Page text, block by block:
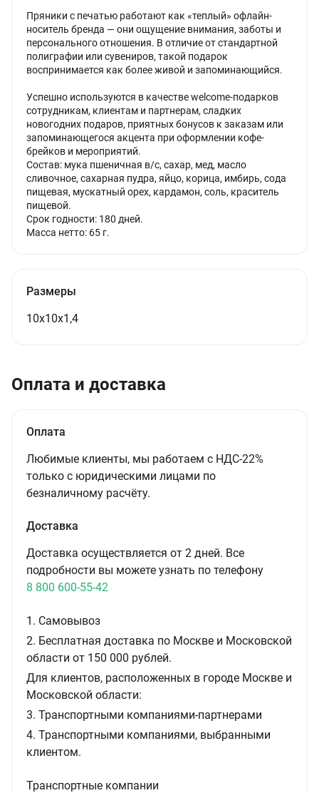
Пряники с печатью работают как «теплый» офлайн-
носитель бренда — они ощущение внимания, заботы и
персонального отношения. В отличие от стандартной
полиграфии или сувениров, такой подарок
воспринимается как более живой и запоминающийся.
Успешно используются в качестве welcome-подарков
сотрудникам, клиентам и партнерам, сладких
новогодних подаров, приятных бонусов к заказам или
запоминающегося акцента при оформлении кофе-
брейков и мероприятий.
Состав: мука пшеничная в/с, сахар, мед, масло
сливочное, сахарная пудра, яйцо, корица, имбирь, сода
пищевая, мускатный орех, кардамон, соль, краситель
пищевой.
Срок годности: 180 дней.
Масса нетто: 65 г.
Размеры
10х10х1,4
Оплата и доставка
Оплата
Любимые клиенты, мы работаем с НДС-22%
только с юридическими лицами по
безналичному расчёту.
Доставка
Доставка осуществляется от 2 дней. Все
подробности вы можете узнать по телефону
8 800 600-55-42
1. Самовывоз
2. Бесплатная доставка по Москве и Московской
области от 150 000 рублей.
Для клиентов, расположенных в городе Москве и
Московской области:
3. Транспортными компаниями-партнерами
4. Транспортными компаниями, выбранными
клиентом.
Транспортные компании